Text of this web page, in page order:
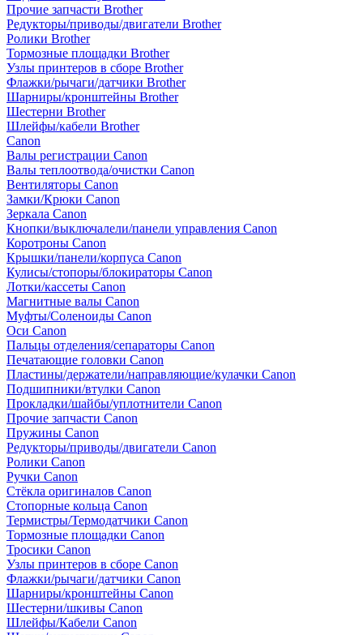
Прочие запчасти Brother
Редукторы/приводы/двигатели Brother
Ролики Brother
Тормозные площадки Brother
Узлы принтеров в сборе Brother
Флажки/рычаги/датчики Brother
Шарниры/кронштейны Brother
Шестерни Brother
Шлейфы/кабели Brother
Canon
Валы регистрации Canon
Валы теплоотвода/очистки Canon
Вентиляторы Canon
Замки/Крюки Canon
Зеркала Canon
Кнопки/выключалели/панели управления Canon
Коротроны Canon
Крышки/панели/корпуса Canon
Кулисы/стопоры/блокираторы Canon
Лотки/кассеты Canon
Магнитные валы Canon
Муфты/Соленоиды Canon
Оси Canon
Пальцы отделения/сепараторы Canon
Печатающие головки Canon
Пластины/держатели/направляющие/кулачки Canon
Подшипники/втулки Canon
Прокладки/шайбы/уплотнители Canon
Прочие запчасти Canon
Пружины Canon
Редукторы/приводы/двигатели Canon
Ролики Canon
Ручки Canon
Стёкла оригиналов Canon
Стопорные кольца Canon
Термистры/Термодатчики Canon
Тормозные площадки Canon
Тросики Canon
Узлы принтеров в сборе Canon
Флажки/рычаги/датчики Canon
Шарниры/кронштейны Canon
Шестерни/шкивы Canon
Шлейфы/Кабели Canon